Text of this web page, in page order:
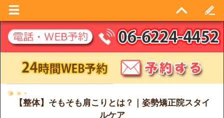
日別アーカイブ: 2025年12月5日
【整体】そもそも肩こりとは？｜姿勢矯正院スタイ
ルケア